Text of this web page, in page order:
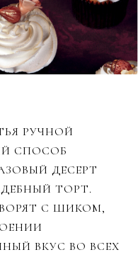
РУЧНОЙ
СПОСОБ
ДЕСЕРТ
ТОРТ.
С ШИКОМ,
ВКУС ВО ВСЕХ